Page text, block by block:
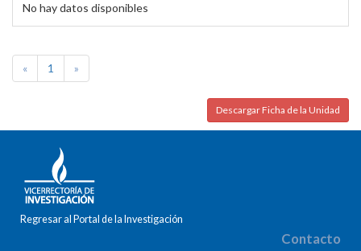
No hay datos disponibles
« 1 »
Descargar Ficha de la Unidad
Regresar al Portal de la Investigación
Contacto